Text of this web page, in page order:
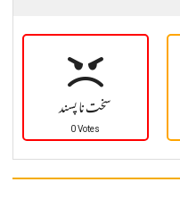
سخت نا پسند
0 Votes